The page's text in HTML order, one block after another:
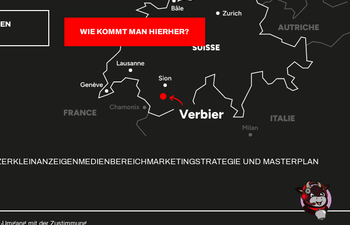
WIE KOMMT MAN HIERHER?
KLEINANZEIGENMEDIENBEREICHMARKETINGSTRATEGIE UND MASTERPLAN
Umgang mit der Zustimmung